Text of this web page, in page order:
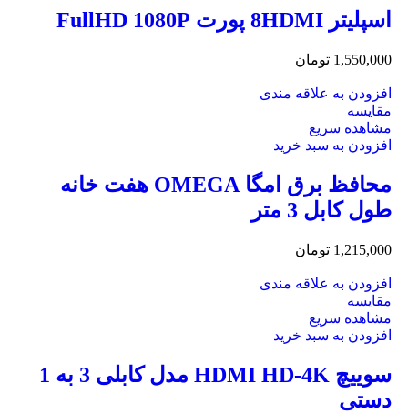
اسپلیتر 8HDMI پورت FullHD 1080P
1,550,000 تومان
افزودن به علاقه مندی
مقایسه
مشاهده سریع
افزودن به سبد خرید
محافظ برق امگا OMEGA هفت خانه
طول کابل 3 متر
1,215,000 تومان
افزودن به علاقه مندی
مقایسه
مشاهده سریع
افزودن به سبد خرید
سوییچ HDMI HD-4K مدل کابلی 3 به 1
دستی